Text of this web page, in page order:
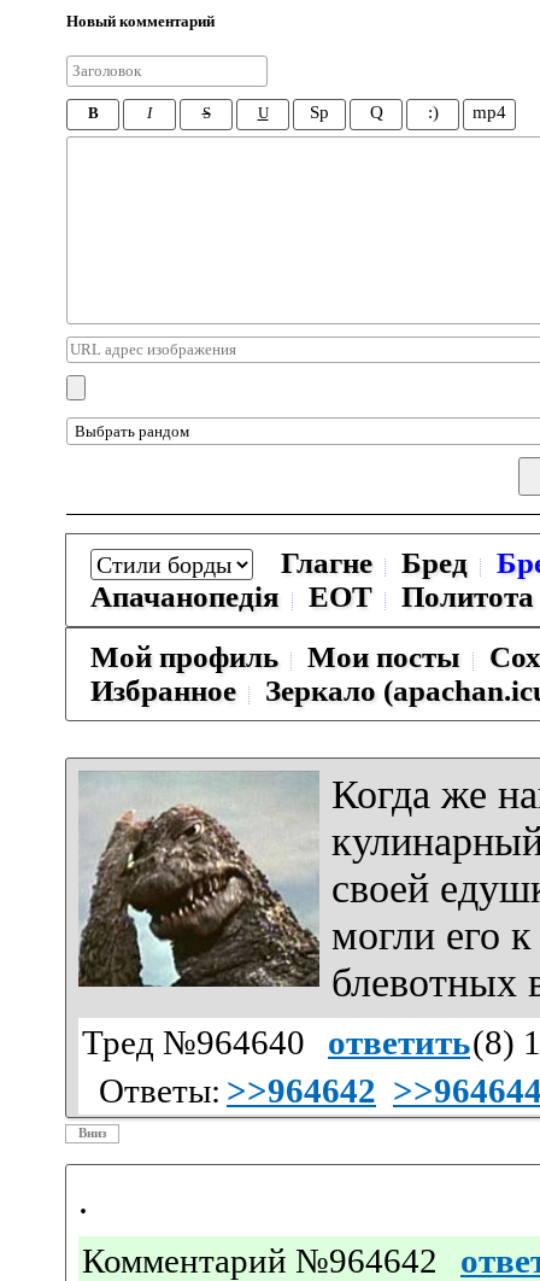
Новый комментарий
B I S U Sp Q :) mp4
Глагне Бред
Апачанопедiя
ЕОТ
Политота
Мой профиль
Мои посты
Избранное
Зеркало
Когда же
своей
могли его
блевотных
Тред №964640 ответить(8)
Ответы: >>964642
Вниз
.
Комментарий №964642